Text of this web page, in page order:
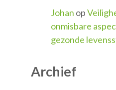
Johan op
onmisbare
gezonde
Archief